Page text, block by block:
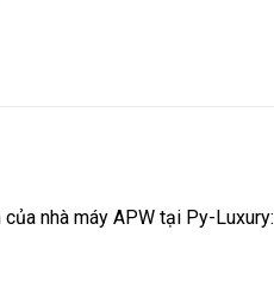
nhà máy APW tại Py-Luxury: